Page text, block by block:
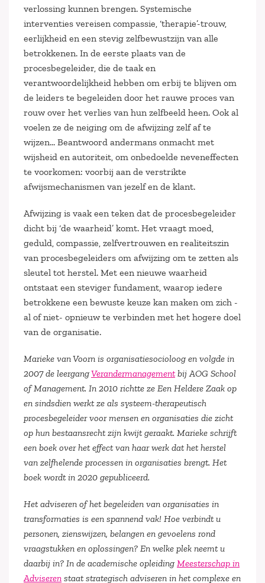
verlossing kunnen brengen. Systemische
interventies vereisen compassie, ‘therapie’-trouw,
eerlijkheid en een stevig zelfbewustzijn van alle
betrokkenen. In de eerste plaats van de
procesbegeleider, die de taak en
verantwoordelijkheid hebben om erbij te blijven om
de leiders te begeleiden door het rauwe proces van
rouw over het verlies van hun zelfbeeld heen. Ook al
voelen ze de neiging om de afwijzing zelf af te
wijzen… Beantwoord andermans onmacht met
wijsheid en autoriteit, om onbedoelde neveneffecten
te voorkomen: voorbij aan de verstrikte
afwijsmechanismen van jezelf en de klant.
Afwijzing is vaak een teken dat de procesbegeleider
dicht bij ‘de waarheid’ komt. Het vraagt moed,
geduld, compassie, zelfvertrouwen en realiteitszin
van procesbegeleiders om afwijzing om te zetten als
sleutel tot herstel. Met een nieuwe waarheid
ontstaat een steviger fundament, waarop iedere
betrokkene een bewuste keuze kan maken om zich -
al of niet- opnieuw te verbinden met het hogere doel
van de organisatie.
Marieke van Voorn is organisatiesocioloog en volgde in
2007 de leergangVerandermanagementbij AOG School
of Management. In 2010 richtte ze Een Heldere Zaak op
en sindsdien werkt ze als systeem-therapeutisch
procesbegeleider voor mensen en organisaties die zicht
op hun bestaansrecht zijn kwijt geraakt. Marieke schrijft
een boek over het effect van haar werk dat het herstel
van zelfhelende processen in organisaties brengt. Het
boek wordt in 2020 gepubliceerd.
Het adviseren of het begeleiden van organisaties in
transformaties is een spannend vak! Hoe verbindt u
personen, zienswijzen, belangen en gevoelens rond
vraagstukken en oplossingen? En welke plek neemt u
daarbij in? In de academische opleidingMeesterschap in
Adviseren staat strategisch adviseren in het complexe en